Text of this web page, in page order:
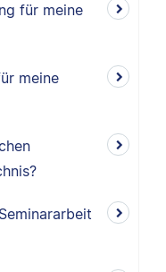
für meine
meine